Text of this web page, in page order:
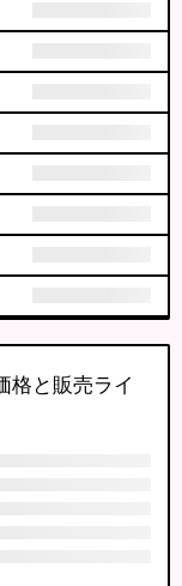
格と販売ライ